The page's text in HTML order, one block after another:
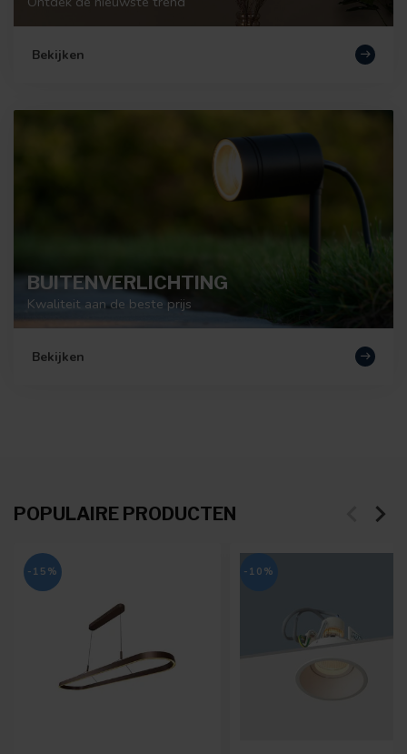
Bekijken
BUITENVERLICHTING
Kwaliteit aan de beste prijs
Bekijken
POPULAIRE PRODUCTEN
-15% -10%